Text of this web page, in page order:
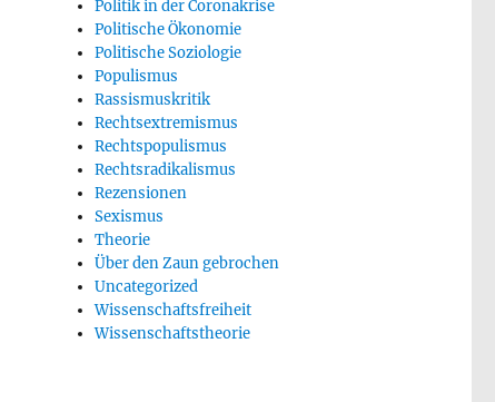
Politik in der Coronakrise
Politische Ökonomie
Politische Soziologie
Populismus
Rassismuskritik
Rechtsextremismus
Rechtspopulismus
Rechtsradikalismus
Rezensionen
Sexismus
Theorie
Über den Zaun gebrochen
Uncategorized
Wissenschaftsfreiheit
Wissenschaftstheorie